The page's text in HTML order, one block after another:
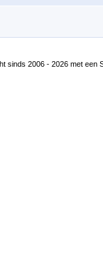
sinds 2006 - 2026 met een